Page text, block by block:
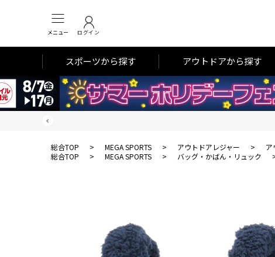
メニュー ログイン
スポーツから探す アウトドアから探す
総合TOP > MEGA SPORTS > アウトドアレジャー > ア
総合TOP
> MEGA SPORTS > バッグ・かばん・リュック